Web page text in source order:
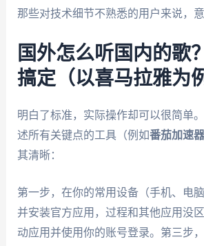
那些对技术细节不熟悉的用户来说，
国外怎么听国内的歌
搞定（以喜马拉雅为
明白了标准，实际操作却可以很简单
述所有关键点的工具（例如番茄加速器
其清晰：
第一步，在你的常用设备（手机、电
并安装官方应用，过程和其他应用没
动应用并使用你的账号登录。第三步